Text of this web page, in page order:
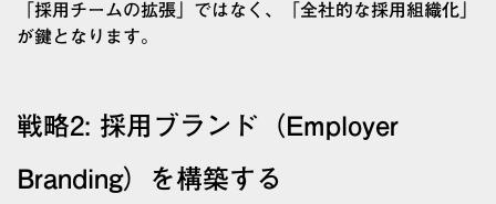
「採用チームの拡張」ではなく、「全社的な採用組織化」
が鍵となります。
戦略2: 採用ブランド（Employer
Branding）を構築する